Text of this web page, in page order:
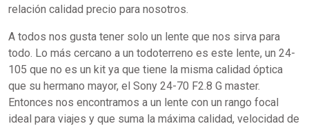
relación calidad precio para nosotros.
A todos nos gusta tener solo un lente que nos sirva para
todo. Lo más cercano a un todoterreno es este lente, un 24-
105 que no es un kit ya que tiene la misma calidad óptica
que su hermano mayor, el Sony 24-70 F2.8 G master.
Entonces nos encontramos a un lente con un rango focal
ideal para viajes y que suma la máxima calidad, velocidad de